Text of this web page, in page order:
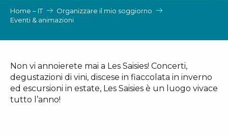
Home – IT
Organizzare il mio soggiorno
Eventi & animazioni
Non vi annoierete mai a Les Saisies! Concerti,
degustazioni di vini, discese in fiaccolata in inverno
ed escursioni in estate, Les Saisies è un luogo vivace
tutto l’anno!